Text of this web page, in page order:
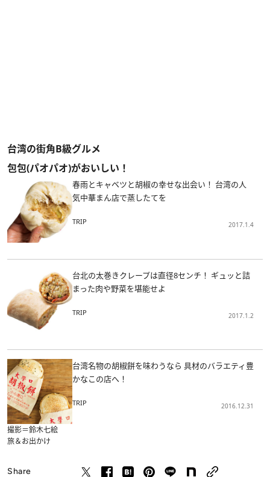
台湾の街角B級グルメ
包包(パオパオ)がおいしい！
春雨とキャベツと胡椒の幸せな出会い！ 台湾の人
気中華まん店で蒸したてを
TRIP 2017.1.4
台北の太巻きクレープは直径8センチ！ ギュッと詰
まった肉や野菜を堪能せよ
TRIP 2017.1.2
台湾名物の胡椒餅を味わうなら 具材のバラエティ豊
かなこの店へ！
TRIP 2016.12.31
撮影＝鈴木七絵
旅＆お出かけ
Share